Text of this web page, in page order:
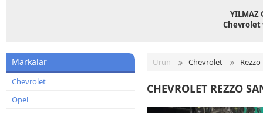
YILMAZ
Chevrolet
Markalar
Chevrolet
Opel
Ürün Chevrolet Rezzo
CHEVROLET REZZO